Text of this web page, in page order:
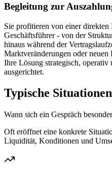
Begleitung zur
Sie profitieren von einer
Geschäftsführer - von der
hinaus während der
Marktveränderungen oder
Ihre Lösung strategisch,
ausgerichtet.
Typische Situationen
Wann sich ein Gespräch
Oft eröffnet eine konkrete
Liquidität, Konditionen und